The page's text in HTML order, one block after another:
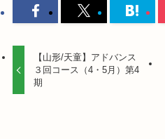
【山形/天童】アドバンス
３回コース（4・5月）第4
期